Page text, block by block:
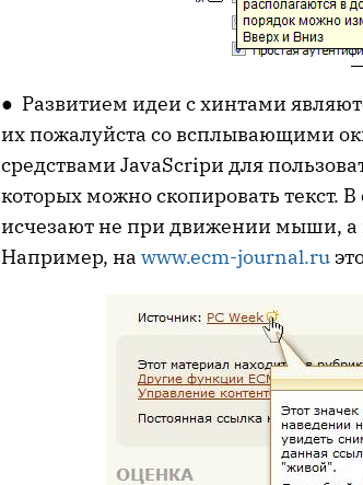
● Развитием идеи с хинтами
их пожалуйста со всплывающими
средствами JavaScripи для
которых можно скопировать текст.
исчезают не при движении мыши, а
Например, на www.ecm-journal.ru